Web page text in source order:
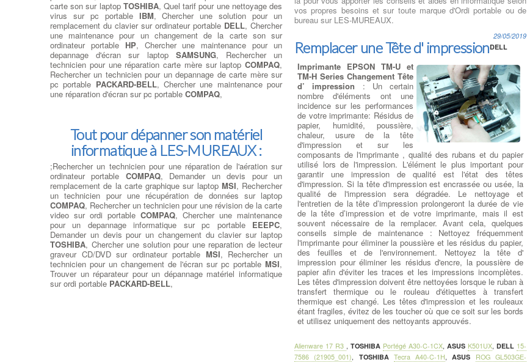
carte son sur laptop TOSHIBA, Quel tarif pour une nettoyage des
virus sur pc portable IBM, Chercher une solution pour un
remplacement du clavier sur ordinateur portable DELL, Chercher
une maintenance pour un changement de la carte son sur
ordinateur portable HP, Chercher une maintenance pour un
depannage d'écran sur laptop SAMSUNG, Rechercher un
technicien pour une réparation carte mère sur laptop COMPAQ,
Rechercher un technicien pour un depannage de carte mère sur
pc portable PACKARD-BELL, Chercher une maintenance pour
une réparation d'écran sur pc portable COMPAQ,
Tout pour dépanner son matériel
informatique à LES-MUREAUX :
;Rechercher un technicien pour une réparation de l'aération sur
ordinateur portable COMPAQ, Demander un devis pour un
remplacement de la carte graphique sur laptop MSI, Rechercher
un technicien pour une récupération de données sur laptop
COMPAQ, Rechercher un technicien pour une révision de la carte
video sur ordi portable COMPAQ, Chercher une maintenance
pour un depannage informatique sur pc portable EEEPC,
Demander un devis pour un changement du clavier sur laptop
TOSHIBA, Chercher une solution pour une reparation de lecteur
graveur CD/DVD sur ordinateur portable MSI, Rechercher un
technicien pour un changement de l'écran sur pc portable MSI,
Trouver un réparateur pour un dépannage matériel informatique
sur ordi portable PACKARD-BELL,
vos propres besoins et sur toute marque d'Ordi portable ou de
bureau sur LES-MUREAUX.
Remplacer une Tête d' impression
29/05/2019
Imprimante EPSON TM-U et
TM-H Series Changement Tête
d’ impression : Un certain
nombre d'éléments ont une
incidence sur les performances
de votre imprimante: Résidus de
papier, humidité, poussière,
chaleur, usure de la tête
d'impression et sur les
composants de l'imprimante , qualité des rubans et du papier
utilisé lors de l'impression. L'élément le plus important pour
garantir une impression de qualité est l'état des têtes
d'impression. Si la tête d'impression est encrassée ou usée, la
qualité de l'impression sera dégradée. Le nettoyage et
l'entretien de la tête d’impression prolongeront la durée de vie
de la tête d’impression et de votre imprimante, mais il est
souvent nécessaire de la remplacer. Avant cela, quelques
conseils simple de maintenance : Nettoyez fréquemment
l'imprimante pour éliminer la poussière et les résidus du papier,
des feuilles et de l'environnement. Nettoyez la tête d'
impression pour éliminer les résidus d'encre, la poussière de
papier afin d'éviter les traces et les impressions incomplètes.
Les têtes d'impression doivent être nettoyées lorsque le ruban à
transfert thermique ou le rouleau d'étiquettes à transfert
thermique est changé. Les têtes d'impression et les rouleaux
étant fragiles, évitez de les toucher où que ce soit sur les bords
et utilisez uniquement des nettoyants approuvés.
DELL
Alienware 17 R3 , TOSHIBA Portégé A30-C-1CX, ASUS K501UX, DELL 15-
7586 (21905_001), TOSHIBA Tecra A40-C-1H,ASUS
ROG GL503GE-